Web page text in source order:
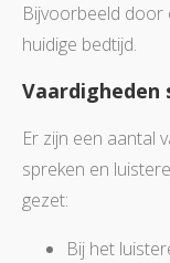
Bijvoorbeeld door
huidige bedtijd.
Vaardigheden
Er zijn een aantal
spreken en
gezet:
Bij het